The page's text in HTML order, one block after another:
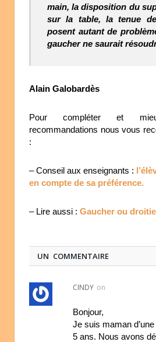
main, la disposition du
sur la table, la tenue
posent autant de
gaucher ne saurait
Alain Galobardès
Pour compléter et
recommandations nous vous
:
– Conseil aux enseignants :
en compte de sa préférence.
– Lire aussi : Gaucher ou
UN COMMENTAIRE
CINDY on
Bonjour,
Je suis maman
5 ans. Nous avons